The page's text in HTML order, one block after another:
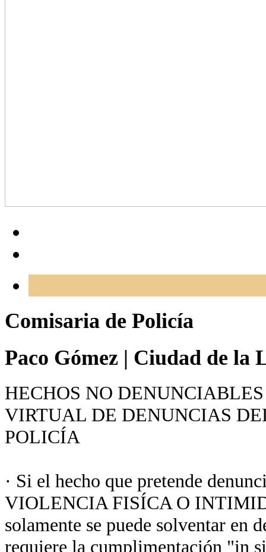
Comisaria de Policía
Paco Gómez | Ciudad de la
HECHOS NO
VIRTUAL DE DENUNCIAS
POLICÍA
· Si el hecho que pretende
VIOLENCIA FISÍCA O
solamente se puede solventar en
requiere la cumplimentación "in